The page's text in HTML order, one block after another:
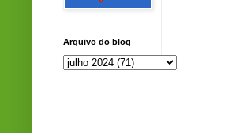
Arquivo do blog